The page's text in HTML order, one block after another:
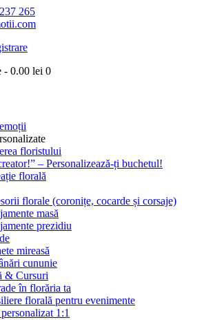
265
- 0.00 lei 0
floristului
– Personalizează-ți buchetul!
florală
florale (coronițe, cocarde și corsaje)
masă
prezidiu
mireasă
cununie
& Cursuri
în florăria ta
florală pentru evenimente
1:1